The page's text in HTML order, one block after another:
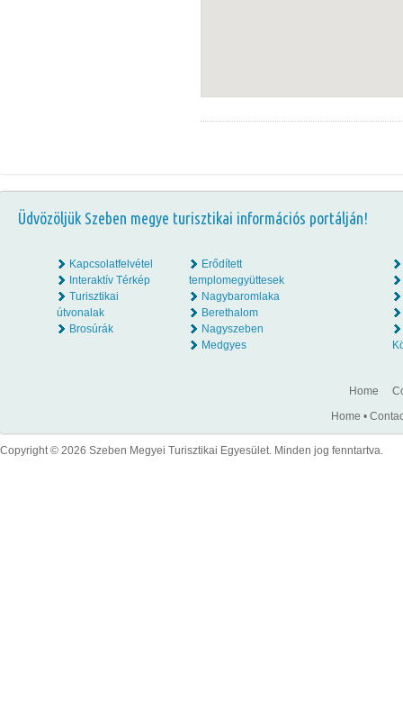
Üdvözöljük Szeben megye turisztikai információs portálján!
Kapcsolatfelvétel
Interaktív Térkép
Turisztikai
útvonalak
Brosúrák
Erődített
templomegyüttesek
Nagybaromlaka
Berethalom
Nagyszeben
Medgyes
Home
Home •
Copyright © 2026 Szeben Megyei Turisztikai Egyesület. Minden jog fenntartva.